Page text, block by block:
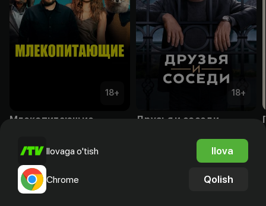
18+
Млекопитающие
18+
Друзья и соседи
Ilovaga o'tish Ilova
Chrome Qolish